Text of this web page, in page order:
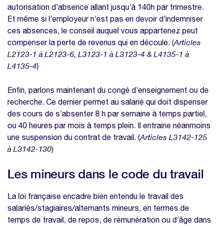
autorisation d’absence allant jusqu’à 140h par trimestre.
Et même si l’employeur n’est pas en devoir d’indemniser
ces absences, le conseil auquel vous appartenez peut
compenser la perte de revenus qui en découle. (Articles
L2123-1 à L2123-6, L3123-1 à L3123-4 & L4135-1 à
L4135-4)
Enfin, parlons maintenant du congé d’enseignement ou de
recherche. Ce dernier permet au salarié qui doit dispenser
des cours de s’absenter 8 h par semaine à temps partiel,
ou 40 heures par mois à temps plein. Il entraine néanmoins
une suspension du contrat de travail. (Articles L3142-125
à L3142-130)
Les mineurs dans le code du travail
La loi française encadre bien entendu le travail des
salariés/stagiaires/alternants mineurs, en termes de
temps de travail, de repos, de rémunération ou d’âge dans